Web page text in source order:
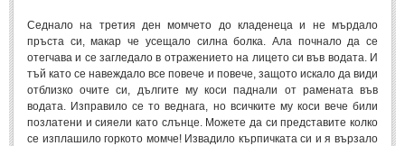
Седнало на третия ден момчето до кладенеца и не мърдало
пръста си, макар че усещало силна болка. Ала почнало да се
отегчава и се загледало в отражението на лицето си във водата. И
тъй като се навеждало все повече и повече, защото искало да види
отблизко очите си, дългите му коси паднали от рамената във
водата. Изправило се то веднага, но всичките му коси вече били
позлатени и сияели като слънце. Можете да си представите колко
се изплашило горкото момче! Извадило кърпичката си и я вързало